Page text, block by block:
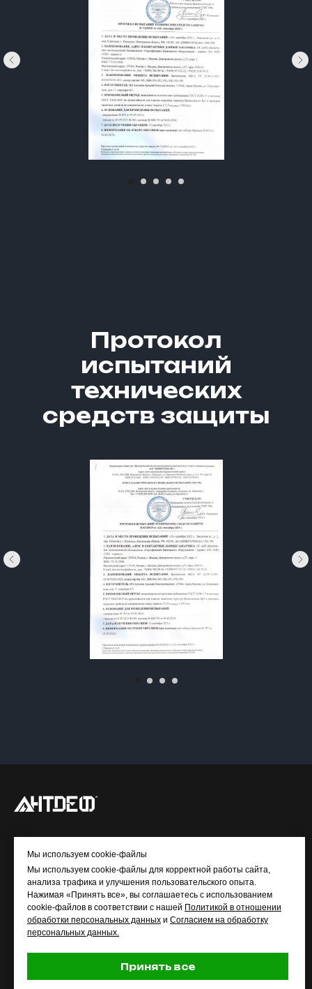
Протокол
испытаний
технических
средств защиты
© ANTDEF.RU
МЕНЮ
Главная
Каталог
Контакты
Мы используем cookie-файлы
Мы используем cookie-файлы для корректной работы сайта,
анализа трафика и улучшения пользовательского опыта.
Нажимая «Принять все», вы соглашаетесь с использованием
cookie-файлов в соответствии с нашей Политикой в отношении
обработки персональных данных и Согласием на обработку
персональных данных.
Принять все